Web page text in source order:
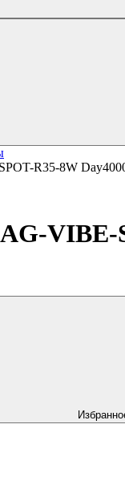
R35-8W
VIBE-